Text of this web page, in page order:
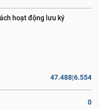
hoạt động lưu ký
47.488|6.554
0